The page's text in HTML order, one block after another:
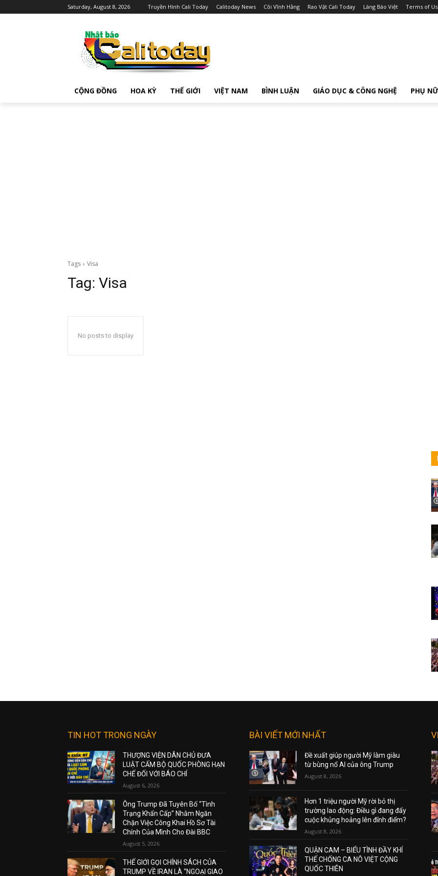
Saturday, August 8, 2026 Truyền Hình Cali Today Calitoday News Cõi Vĩnh Hằng Rao Vặt Cali Today Làng Báo Việt Terms of
CỘNG ĐỒNG HOA KỲ THẾ GIỚI VIỆT NAM BÌNH LUẬN GIÁO DỤC & CÔNG NGHỆ PHỤ NỮ
Tags Visa
Tag: Visa
No posts to display
TIN HOT TRONG NGÀY
THƯỢNG VIỆN DÂN CHỦ ĐƯA
LUẬT CẤM BỘ QUỐC PHÒNG HẠN
CHẾ ĐỐI VỚI BÁO CHÍ
August 6, 2026
Ông Trump Đã Tuyên Bố “Tình
Trạng Khẩn Cấp” Nhằm Ngăn
Chặn Việc Công Khai Hồ Sơ Tài
Chính Của Mình Cho Đài BBC
August 5, 2026
THẾ GIỚI GỌI CHÍNH SÁCH CỦA
TRUMP VỀ IRAN LÀ “NGOẠI GIAO
BÀI VIẾT MỚI NHẤT
Đề xuất giúp người Mỹ làm giàu
từ bùng nổ AI của ông Trump
August 8, 2026
Hơn 1 triệu người Mỹ rời bỏ thị
trường lao động: Điều gì đang đẩy
cuộc khủng hoảng lên đỉnh điểm?
August 8, 2026
QUẬN CAM – BIỂU TÌNH ĐẦY KHÍ
THẾ CHỐNG CA NÔ VIỆT CỘNG
QUỐC THIÊN